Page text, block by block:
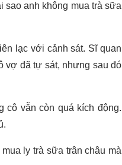
sao anh không mua trà sữa
lạc với cảnh sát. Sĩ quan
vợ đã tự sát, nhưng sau đó
vẫn còn quá kích động.
ly trà sữa trân châu mà